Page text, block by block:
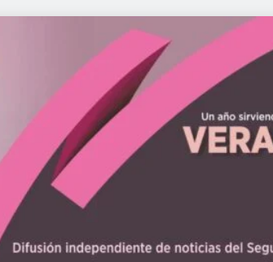
seguras: más de 982 elementos resguardan